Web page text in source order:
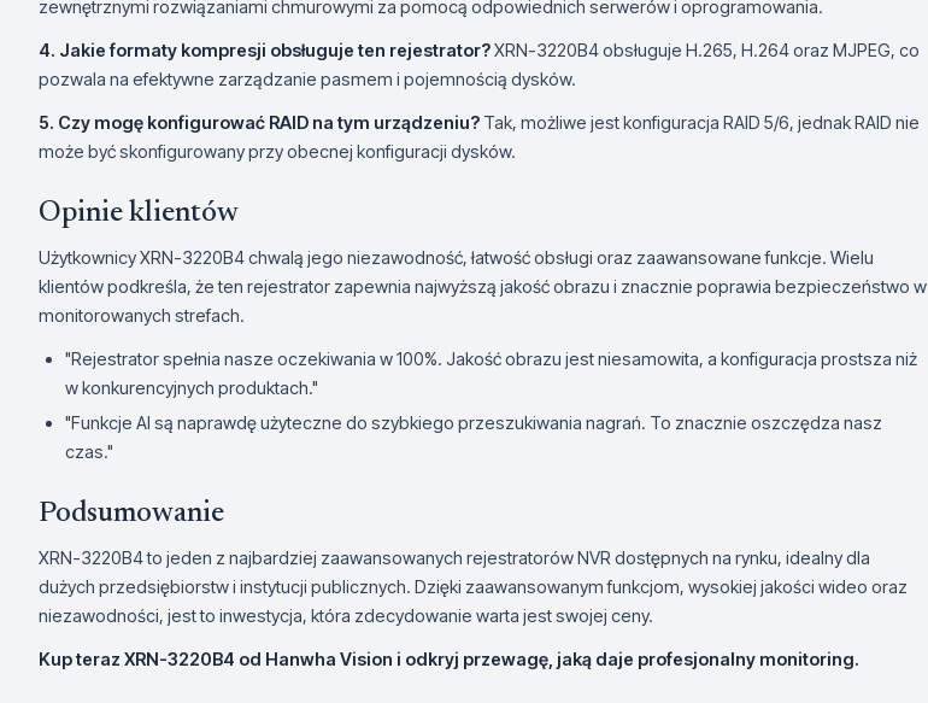
zewnętrznymi rozwiązaniami chmurowymi za pomocą odpowiednich serwerów i oprogramowania.
4. Jakie formaty kompresji obsługuje ten rejestrator?XRN-3220B4 obsługuje H.265, H.264 oraz MJPEG, co
pozwala na efektywne zarządzanie pasmem i pojemnością dysków.
5. Czy mogę konfigurować RAID na tym urządzeniu? Tak, możliwe jest konfiguracja RAID 5/6, jednak RAID nie
może być skonfigurowany przy obecnej konfiguracji dysków.
Opinie klientów
Użytkownicy XRN-3220B4 chwalą jego niezawodność, łatwość obsługi oraz zaawansowane funkcje. Wielu
klientów podkreśla, że ten rejestrator zapewnia najwyższą jakość obrazu i znacznie poprawia bezpieczeństwo w
monitorowanych strefach.
"Rejestrator spełnia nasze oczekiwania w 100%. Jakość obrazu jest niesamowita, a konfiguracja prostsza niż
w konkurencyjnych produktach."
"Funkcje AI są naprawdę użyteczne do szybkiego przeszukiwania nagrań. To znacznie oszczędza nasz
czas."
Podsumowanie
XRN-3220B4 to jeden z najbardziej zaawansowanych rejestratorów NVR dostępnych na rynku, idealny dla
dużych przedsiębiorstw i instytucji publicznych. Dzięki zaawansowanym funkcjom, wysokiej jakości wideo oraz
niezawodności, jest to inwestycja, która zdecydowanie warta jest swojej ceny.
Kup teraz XRN-3220B4 od Hanwha Vision i odkryj przewagę, jaką daje profesjonalny monitoring.